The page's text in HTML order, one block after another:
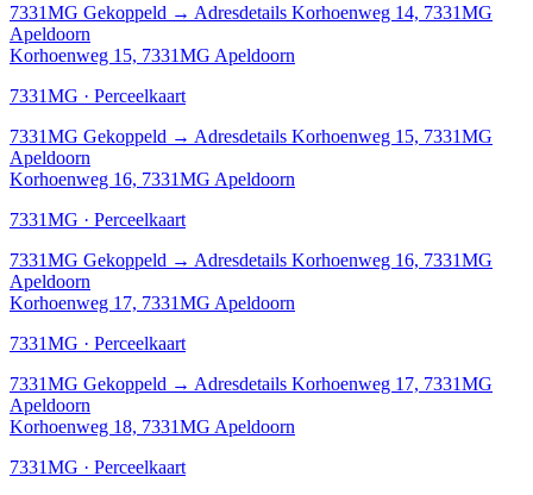
7331MG Gekoppeld → Adresdetails Korhoenweg 14, 7331MG
Apeldoorn
Korhoenweg 15, 7331MG Apeldoorn
7331MG · Perceelkaart
7331MG Gekoppeld → Adresdetails Korhoenweg 15, 7331MG
Apeldoorn
Korhoenweg 16, 7331MG Apeldoorn
7331MG · Perceelkaart
7331MG Gekoppeld → Adresdetails Korhoenweg 16, 7331MG
Apeldoorn
Korhoenweg 17, 7331MG Apeldoorn
7331MG · Perceelkaart
7331MG Gekoppeld → Adresdetails Korhoenweg 17, 7331MG
Apeldoorn
Korhoenweg 18, 7331MG Apeldoorn
7331MG · Perceelkaart